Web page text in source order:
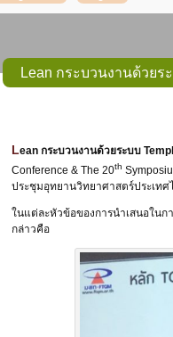
Lean กระบวนงานด้วยร
Lean กระบวนงานด้วยระบบ
Conference & The 20th
ประชุมอุทยานวิทยาศาสตร์ประเท
ในแต่ละหัวข้อของการนำเสนอใน
กล่าวคือ